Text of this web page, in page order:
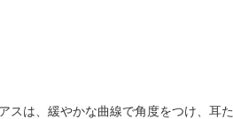
スは、緩やかな曲線で角度をつけ、耳た